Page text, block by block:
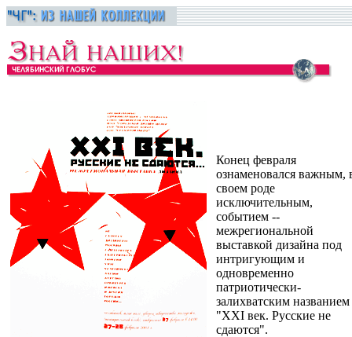
Конец февраля
ознаменовался важным,
своем роде
исключительным,
событием --
межрегиональной
выставкой дизайна под
интригующим и
одновременно
патриотически-
залихватским названием
"XXI век. Русские не
сдаются".